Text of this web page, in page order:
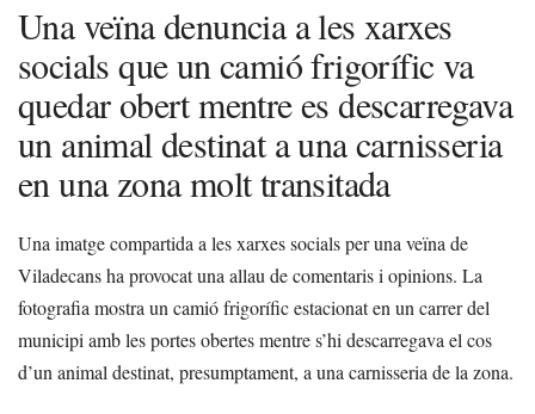
Una veïna denuncia a les xarxes
socials que un camió frigorífic va
quedar obert mentre es descarregava
un animal destinat a una carnisseria
en una zona molt transitada
Una imatge compartida a les xarxes socials per una veïna de
Viladecans ha provocat una allau de comentaris i opinions. La
fotografia mostra un camió frigorífic estacionat en un carrer del
municipi amb les portes obertes mentre s’hi descarregava el cos
d’un animal destinat, presumptament, a una carnisseria de la zona.